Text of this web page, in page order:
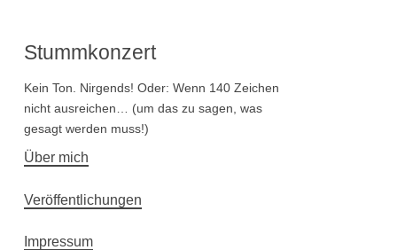
Stummkonzert
Kein Ton. Nirgends! Oder: Wenn 140 Zeichen
nicht ausreichen… (um das zu sagen, was
gesagt werden muss!)
Hauptnavigation
Über mich
Veröffentlichungen
Impressum